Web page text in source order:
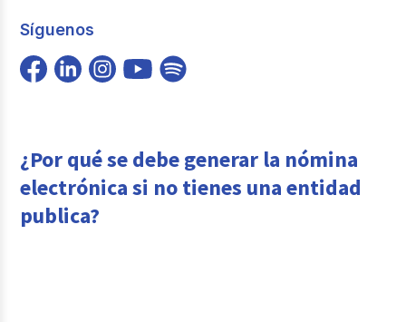
Síguenos
¿Por qué se debe generar la nómina
electrónica si no tienes una entidad
publica?